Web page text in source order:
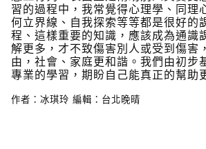
習的過程中，我常覺得心理學、同理
何立界線、自我探索等等都是很好的
程、這樣重要的知識，應該成為通識
解更多，才不致傷害別人或受到傷害
由，社會、家庭更和諧。我們由初步
專業的學習，期盼自己能真正的幫助
作者：冰琪玲 編輯：台北晚晴